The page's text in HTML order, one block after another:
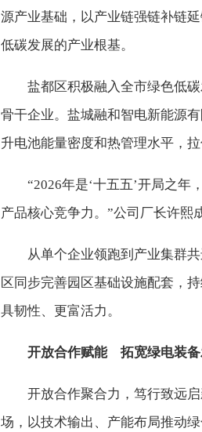
源产业基础，以产业链强链补链
低碳发展的产业根基。
盐都区积极融入全市绿色低
骨干企业。盐城融和智电新能源
升电池能量密度和热管理水平，拉
“2026年是‘十五五’开局之
产品核心竞争力。”公司厂长许熙
从单个企业领跑到产业集群
区同步完善园区基础设施配套，
具韧性、更富活力。
开放合作赋能 拓宽绿电装备
开放合作聚合力，笃行致远
场，以技术输出、产能布局推动